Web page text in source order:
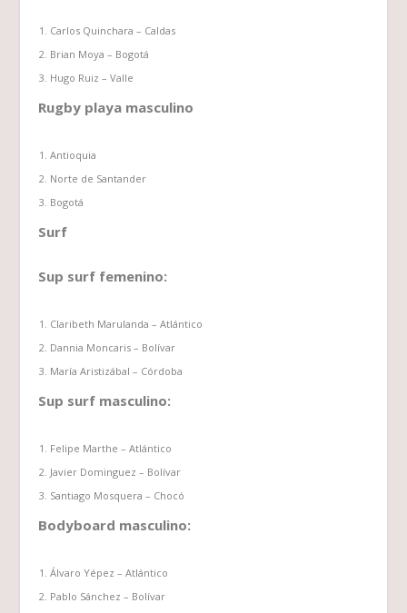
Carlos Quinchara – Caldas
Brian Moya – Bogotá
Hugo Ruiz – Valle
Rugby playa masculino
Antioquia
Norte de Santander
Bogotá
Surf
Sup surf femenino:
Claribeth Marulanda – Atlántico
Dannia Moncaris – Bolívar
María Aristizábal – Córdoba
Sup surf masculino:
Felipe Marthe – Atlántico
Javier Dominguez – Bolívar
Santiago Mosquera – Chocó
Bodyboard masculino:
Álvaro Yépez – Atlántico
Pablo Sánchez – Bolívar